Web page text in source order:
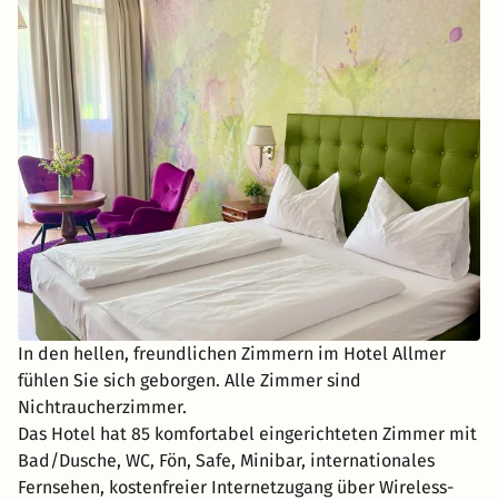
In den hellen, freundlichen Zimmern im Hotel Allmer
fühlen Sie sich geborgen. Alle Zimmer sind
Nichtraucherzimmer.
Das Hotel hat 85 komfortabel eingerichteten Zimmer mit
Bad/Dusche, WC, Fön, Safe, Minibar, internationales
Fernsehen, kostenfreier Internetzugang über Wireless-